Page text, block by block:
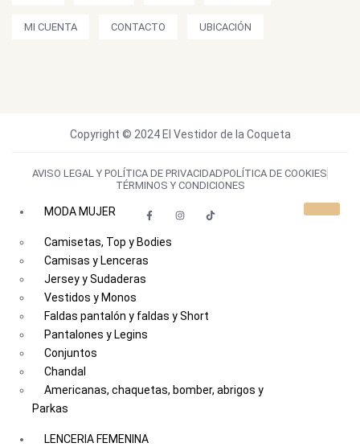
MI CUENTA CONTACTO UBICACIÓN
Copyright © 2024 El Vestidor de la Coqueta
AVISO LEGAL Y POLÍTICA DE PRIVACIDADPOLÍTICA DE COOKIES
TÉRMINOS Y CONDICIONES
MODA MUJER
Camisetas, Top y Bodies
Camisas y Lenceras
Jersey y Sudaderas
Vestidos y Monos
Faldas pantalón y faldas y Short
Pantalones y Legins
Conjuntos
Chandal
Americanas, chaquetas, bomber, abrigos y
Parkas
LENCERIA FEMENINA